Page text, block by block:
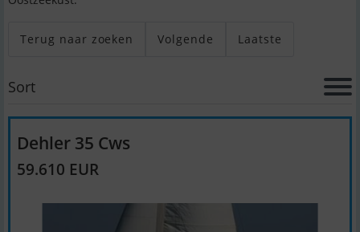
Terug naar zoeken Volgende Laatste
Sort
Dehler 35 Cws
59.610 EUR